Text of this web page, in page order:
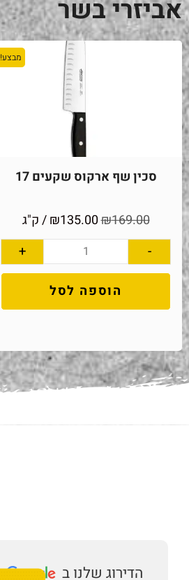
אביזרי בשר
מבצע!
סכין שף ארקוס שקעים 17
₪169.00
₪135.00 / ק"ג
-
+
הוספה לסל